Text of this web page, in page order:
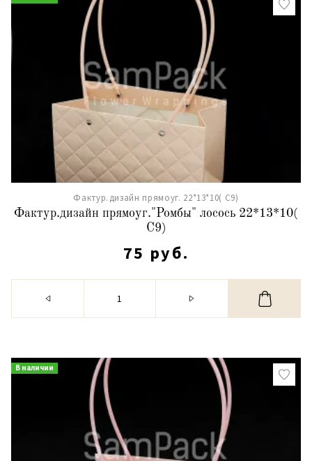
Фактур.дизайн прямоуг. 22*13*10( С9)
Фактур.дизайн прямоуг."Ромбы" лосось 22*13*10(
С9)
75 руб.
В наличии